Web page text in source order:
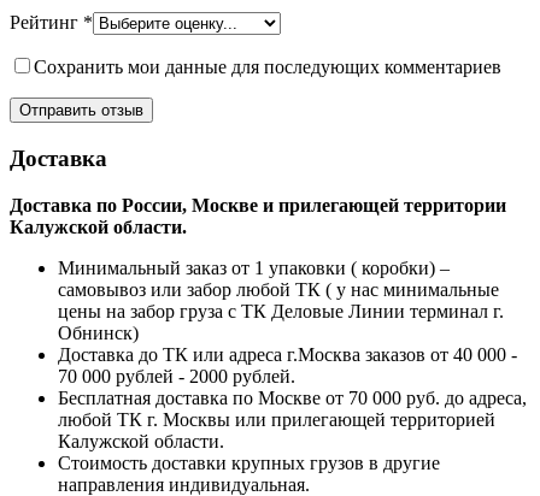
Рейтинг *
Сохранить мои данные для последующих комментариев
Доставка
Доставка по России, Москве и прилегающей территории
Калужской области.
Минимальный заказ от 1 упаковки ( коробки) –
самовывоз или забор любой ТК ( у нас минимальные
цены на забор груза с ТК Деловые Линии терминал г.
Обнинск)
Доставка до ТК или адреса г.Москва заказов от 40 000 -
70 000 рублей - 2000 рублей.
Бесплатная доставка по Москве от 70 000 руб. до адреса,
любой ТК г. Москвы или прилегающей территорией
Калужской области.
Стоимость доставки крупных грузов в другие
направления индивидуальная.